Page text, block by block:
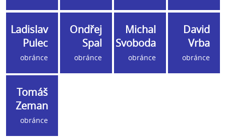
Ladislav
Pulec
obránce
Ondřej
Spal
obránce
Michal
Svoboda
obránce
David
Vrba
obránce
Tomáš
Zeman
obránce